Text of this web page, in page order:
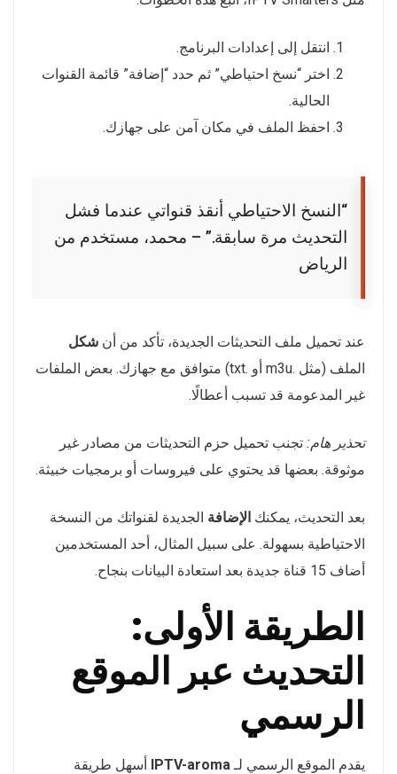
انتقل إلى إعدادات البرنامج.
اختر “نسخ احتياطي” ثم حدد “إضافة” قائمة القنوات
الحالية.
احفظ الملف في مكان آمن على جهازك.
“النسخ الاحتياطي أنقذ قنواتي عندما فشل
التحديث مرة سابقة.” – محمد، مستخدم من
الرياض
عند تحميل ملف التحديثات الجديدة، تأكد من أن شكل
الملف (مثل .m3u أو .txt) متوافق مع جهازك. بعض الملفات
غير المدعومة قد تسبب أعطالًا.
تحذير هام: تجنب تحميل حزم التحديثات من مصادر غير
موثوقة. بعضها قد يحتوي على فيروسات أو برمجيات خبيثة.
بعد التحديث، يمكنك الإضافة الجديدة لقنواتك من النسخة
الاحتياطية بسهولة. على سبيل المثال، أحد المستخدمين
أضاف 15 قناة جديدة بعد استعادة البيانات بنجاح.
الطريقة الأولى:
التحديث عبر الموقع
الرسمي
يقدم الموقع الرسمي لـ IPTV-aroma أسهل طريقة